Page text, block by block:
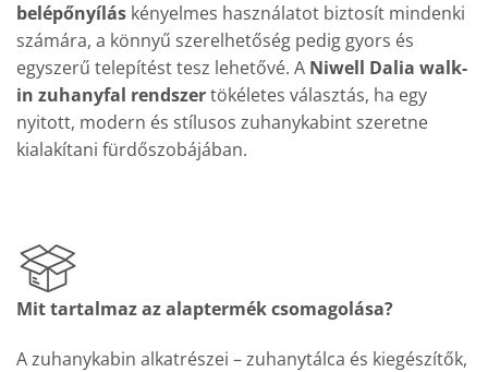
belépőnyílás kényelmes használatot biztosít mindenki
számára, a könnyű szerelhetőség pedig gyors és
egyszerű telepítést tesz lehetővé. A Niwell Dalia walk-
in zuhanyfal rendszertökéletes választás, ha egy
nyitott, modern és stílusos zuhanykabint szeretne
kialakítani fürdőszobájában.
Mit tartalmaz az alaptermék csomagolása?
A zuhanykabin alkatrészei – zuhanytálca és kiegészítők,